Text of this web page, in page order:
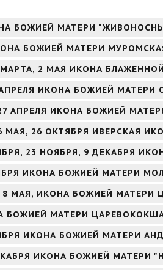
БОЖИЕЙ МАТЕРИ
БОЖИЕЙ МАТЕРИ
МАРТА, 2 МАЯ ИКОНА
ИКОНА БОЖИЕЙ МАТЕРИ
АПРЕЛЯ ИКОНА БОЖИЕЙ
МАЯ, 26 ОКТЯБРЯ ИВЕРСКАЯ
23 НОЯБРЯ, 9 ДЕКАБРЯ
ИКОНА БОЖИЕЙ МАТЕРИ
8 МАЯ, ИКОНА БОЖИЕЙ МАТЕРИ
БОЖИЕЙ МАТЕРИ
ИКОНА БОЖИЕЙ МАТЕРИ
ИКОНА БОЖИЕЙ МАТЕРИ